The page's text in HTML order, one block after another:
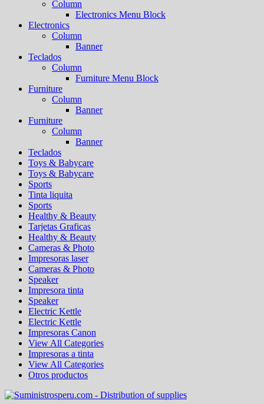
Column
Electronics Menu Block
Electronics
Column
Banner
Teclados
Column
Furniture Menu Block
Furniture
Column
Banner
Furniture
Column
Banner
Teclados
Toys & Babycare
Toys & Babycare
Sports
Tinta liquita
Sports
Healthy & Beauty
Tarjetas Graficas
Healthy & Beauty
Cameras & Photo
Impresoras laser
Cameras & Photo
Speaker
Impresora tinta
Speaker
Electric Kettle
Electric Kettle
Impresoras Canon
View All Categories
Impresoras a tinta
View All Categories
Otros productos